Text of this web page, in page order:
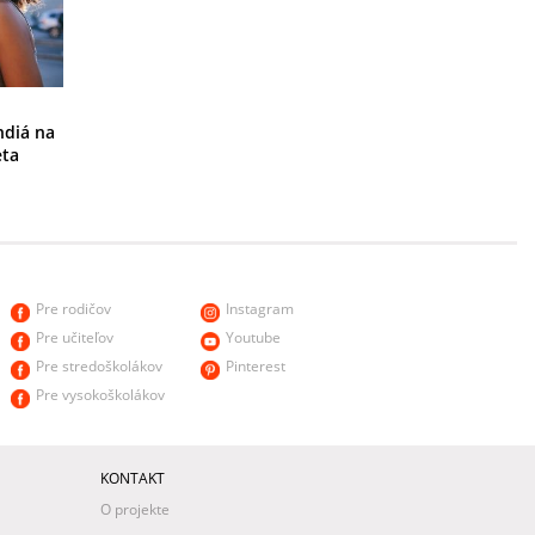
na
Pre rodičov
Pre učiteľov
Pre stredoškolákov
Pre vysokoškolákov
Instagram
Youtube
Pinterest
KONTAKT
O projekte